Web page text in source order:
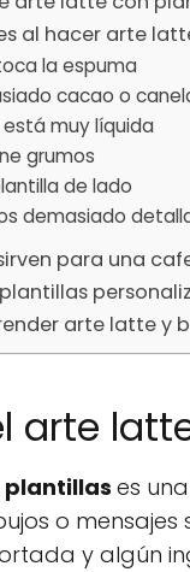
al hacer arte
la espuma
cacao o
está muy líquida
grumos
de lado
demasiado
para una
arte latte y
arte
es
o
y algún